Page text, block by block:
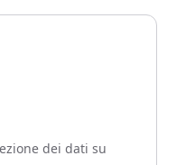
dei dati su